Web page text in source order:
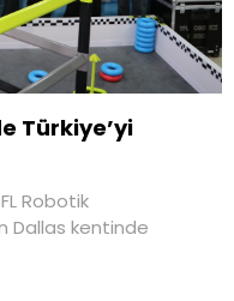
Türkiye’yi
Robotik
Dallas kentinde